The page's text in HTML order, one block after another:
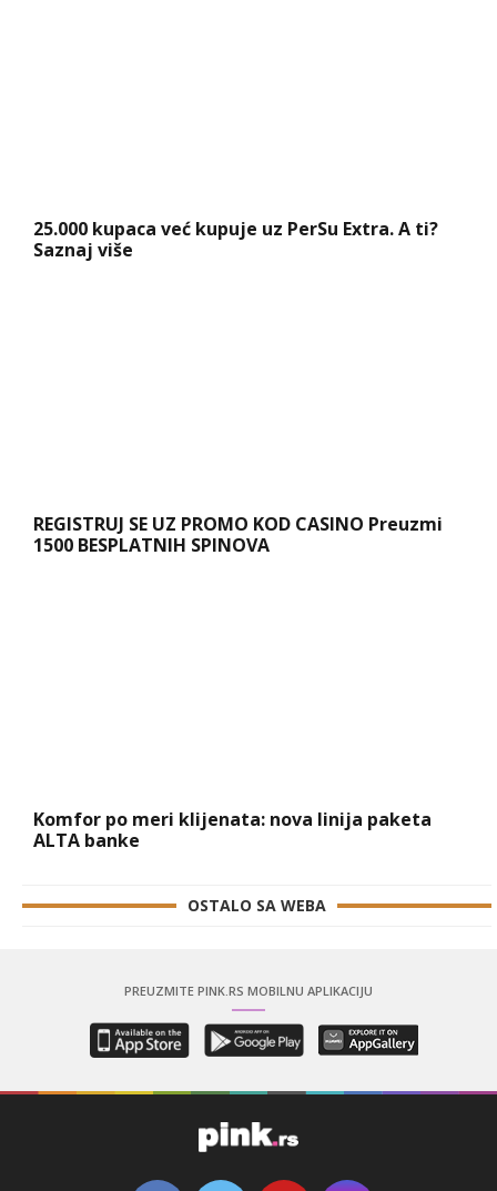
25.000 kupaca već kupuje uz PerSu Extra. A ti?
Saznaj više
REGISTRUJ SE UZ PROMO KOD CASINO Preuzmi
1500 BESPLATNIH SPINOVA
Komfor po meri klijenata: nova linija paketa
ALTA banke
OSTALO SA WEBA
PREUZMITE PINK.RS MOBILNU APLIKACIJU